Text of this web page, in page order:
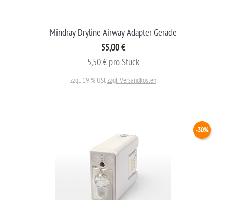
Mindray Dryline Airway Adapter Gerade
55,00 €
5,50 € pro Stück
zzgl. 19 % UStzzgl. Versandkosten
-30%